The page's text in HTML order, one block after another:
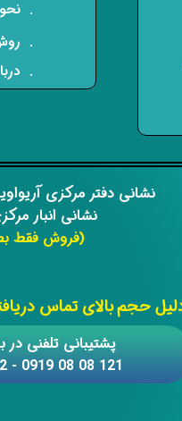
​​نشانی دفتر مرکزی
نشانی انبار
(فروش فقط
حجم بالای تماس
​​پشتیبانی تلفنی در بازه زمانی 12
121 08 08 0919 - 122 08 08 0919 - 123 08 08 0919
​.
.
.